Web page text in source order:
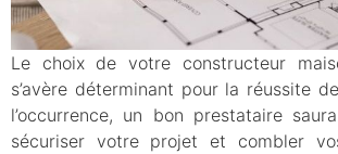
Le choix de votre constructeur
s’avère déterminant pour la réussite
l’occurrence, un bon prestataire
sécuriser votre projet et combler